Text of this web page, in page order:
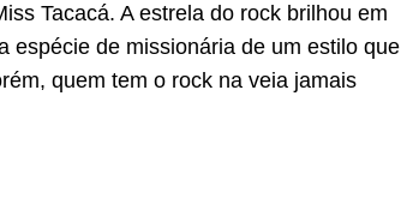
Tacacá. A estrela do rock brilhou em
espécie de missionária de um estilo que
quem tem o rock na veia jamais